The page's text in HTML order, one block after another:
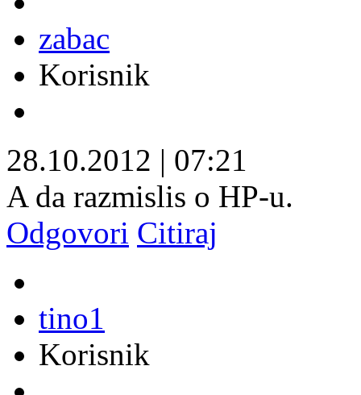
zabac
Korisnik
28.10.2012 | 07:21
A da razmislis o HP-u.
Odgovori Citiraj
tino1
Korisnik